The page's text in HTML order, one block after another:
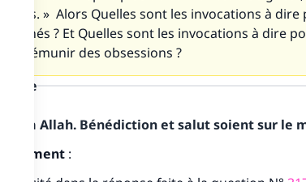
fois. » Alors Quelles sont les invocations à
? Et Quelles sont les invocations à dire
prémunir des obsessions ?
à Allah. Bénédiction et salut soient sur le
: